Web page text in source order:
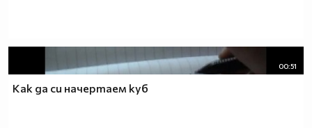
00:51
Как да си начертаем куб